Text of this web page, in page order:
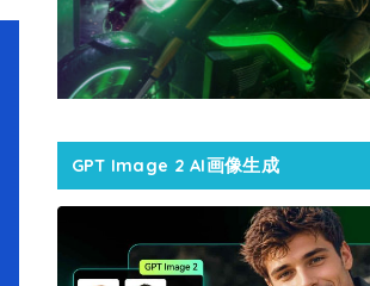
GPT Image 2 AI画像生成